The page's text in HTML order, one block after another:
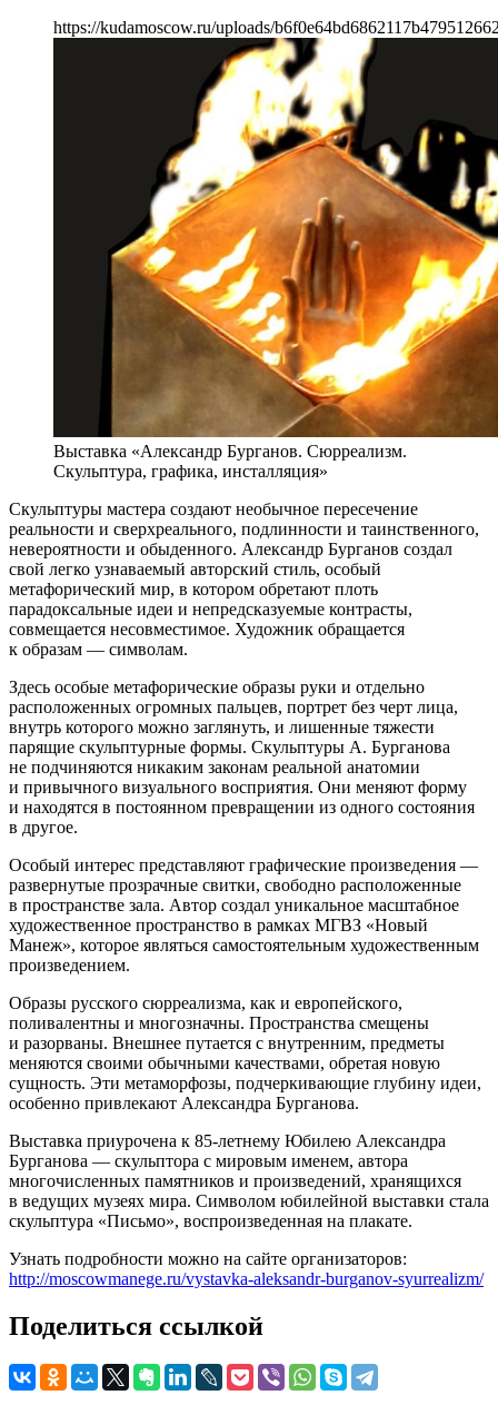
https://kudamoscow.ru/uploads/
Выставка «Александр Бурганов. Сюрреализм.
Скульптура, графика, инсталляция»
Скульптуры мастера создают необычное пересечение
реальности и сверхреального, подлинности и таинственного,
невероятности и обыденного. Александр Бурганов создал
свой легко узнаваемый авторский стиль, особый
метафорический мир, в котором обретают плоть
парадоксальные идеи и непредсказуемые контрасты,
совмещается несовместимое. Художник обращается
к образам — символам.
Здесь особые метафорические образы руки и отдельно
расположенных огромных пальцев, портрет без черт лица,
внутрь которого можно заглянуть, и лишенные тяжести
парящие скульптурные формы. Скульптуры А. Бурганова
не подчиняются никаким законам реальной анатомии
и привычного визуального восприятия. Они меняют форму
и находятся в постоянном превращении из одного состояния
в другое.
Особый интерес представляют графические произведения —
развернутые прозрачные свитки, свободно расположенные
в пространстве зала. Автор создал уникальное масштабное
художественное пространство в рамках МГВЗ «Новый
Манеж», которое являться самостоятельным художественным
произведением.
Образы русского сюрреализма, как и европейского,
поливалентны и многозначны. Пространства смещены
и разорваны. Внешнее путается с внутренним, предметы
меняются своими обычными качествами, обретая новую
сущность. Эти метаморфозы, подчеркивающие глубину идеи,
особенно привлекают Александра Бурганова.
Выставка приурочена к 85-летнему Юбилею Александра
Бурганова — скульптора с мировым именем, автора
многочисленных памятников и произведений, хранящихся
в ведущих музеях мира. Символом юбилейной выставки стала
скульптура «Письмо», воспроизведенная на плакате.
Узнать подробности можно на сайте организаторов:
http://moscowmanege.ru/vystavka-aleksandr-burganov-syurrealizm/
Поделиться ссылкой